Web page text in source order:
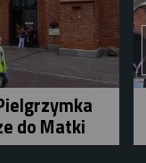
do Matki